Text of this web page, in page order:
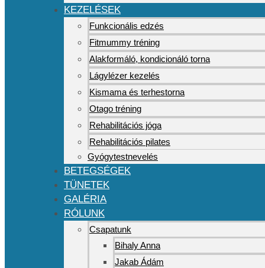
KEZELÉSEK
Funkcionális edzés
Fitmummy tréning
Alakformáló, kondicionáló torna
Lágylézer kezelés
Kismama és terhestorna
Otago tréning
Rehabilitációs jóga
Rehabilitációs pilates
Gyógytestnevelés
BETEGSÉGEK
TÜNETEK
GALÉRIA
RÓLUNK
Csapatunk
Bihaly Anna
Jakab Ádám